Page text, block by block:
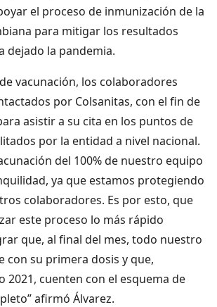
el proceso de inmunización de la
para mitigar los resultados
dejado la pandemia.
vacunación, los colaboradores
por Colsanitas, con el fin de
asistir a su cita en los puntos de
por la entidad a nivel nacional.
del 100% de nuestro equipo
ya que estamos protegiendo
colaboradores. Es por esto, que
este proceso lo más rápido
que, al final del mes, todo nuestro
con su primera dosis y que,
2021, cuenten con el esquema de
afirmó Álvarez.